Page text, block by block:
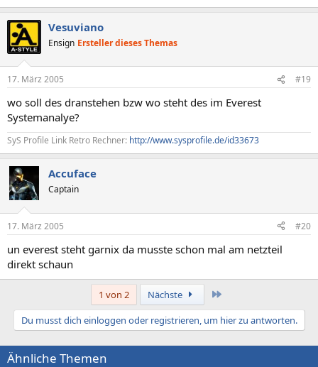
Vesuviano
Ensign Ersteller dieses Themas
17. März 2005 #19
wo soll des dranstehen bzw wo steht des im Everest
Systemanalye?
SyS Profile Link Retro Rechner: http://www.sysprofile.de/id33673
Accuface
Captain
17. März 2005 #20
un everest steht garnix da musste schon mal am netzteil
direkt schaun
1 von 2 Nächste
Du musst dich einloggen oder registrieren, um hier zu antworten.
Ähnliche Themen